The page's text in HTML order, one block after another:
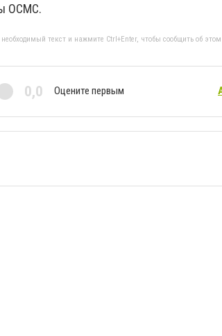
ОСМС.
текст и нажмите Ctrl+Enter, чтобы сообщить об этом
0,0 Оцените первым